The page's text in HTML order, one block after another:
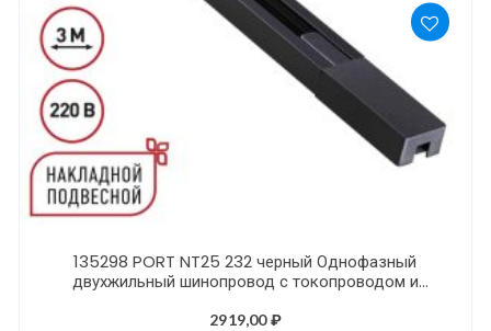
135298 PORT NT25 232 черный Однофазный
двухжильный шинопровод с токопроводом и
2919,00₽